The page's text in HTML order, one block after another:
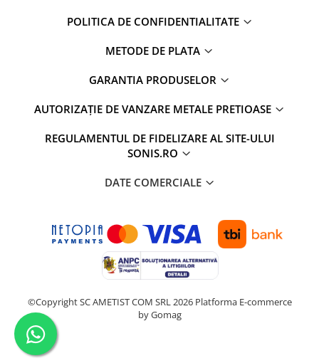
POLITICA DE CONFIDENTIALITATE
METODE DE PLATA
GARANTIA PRODUSELOR
AUTORIZAȚIE DE VANZARE METALE PRETIOASE
REGULAMENTUL DE FIDELIZARE AL SITE-ULUI
SONIS.RO
DATE COMERCIALE
©Copyright SC AMETIST COM SRL 2026 Platforma E-commerce
by Gomag